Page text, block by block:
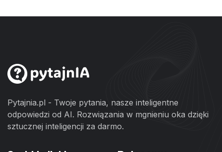
Pytajnia.pl - Twoje pytania, nasze inteligentne
odpowiedzi od AI. Rozwiązania w mgnieniu oka dzięki
sztucznej inteligencji za darmo.